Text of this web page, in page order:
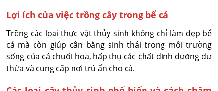
Lợi ích của việc trồng cây trong bể cá
Trồng các loại thực vật thủy sinh không chỉ làm đẹp bể
cá mà còn giúp cân bằng sinh thái trong môi trường
sống của cá chuối hoa, hấp thụ các chất dinh dưỡng dư
thừa và cung cấp nơi trú ẩn cho cá.